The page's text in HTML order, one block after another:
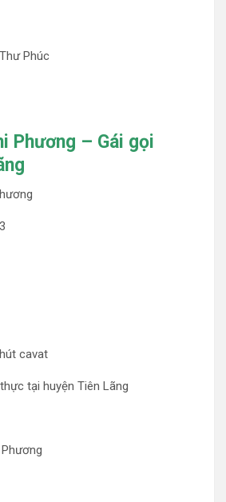
Phúc
Phương – Gái gọi
cavat
tại huyện Tiên Lãng